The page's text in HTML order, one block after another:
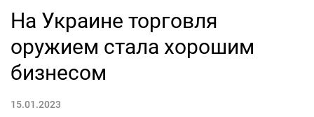
На Украине торговля
оружием стала хорошим
бизнесом
15.01.2023